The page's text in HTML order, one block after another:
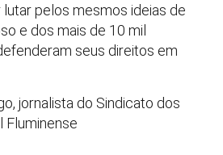
pelos mesmos ideias de
e dos mais de 10 mil
seus direitos em
jornalista do Sindicato dos
Fluminense